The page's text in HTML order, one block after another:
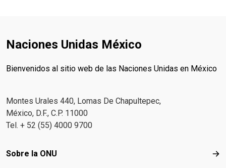
Naciones Unidas México
Bienvenidos al sitio web de las Naciones Unidas en México
Montes Urales 440, Lomas De Chapultepec,
México, D.F., C.P. 11000
Tel. + 52 (55) 4000 9700
Footer menu
Sobre la ONU